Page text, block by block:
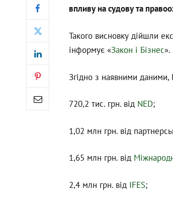
впливу на судову та
Такого висновку дійшли
інформує «Закон і Бізнес».
Згідно з наявними
720,2 тис. грн. від NED;
1,02 млн грн. від
1,65 млн грн. від
2,4 млн грн. від IFES;